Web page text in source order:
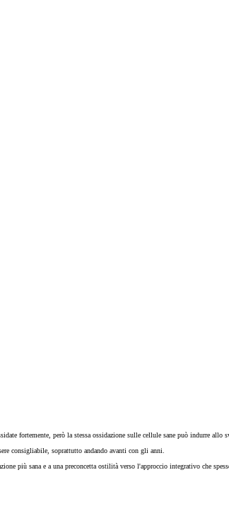
fortemente, però la stessa ossidazione sulle cellule sane può indurre
consigliabile, soprattutto andando avanti con gli anni.
più sana e a una preconcetta ostilità verso l'approccio integrativo che